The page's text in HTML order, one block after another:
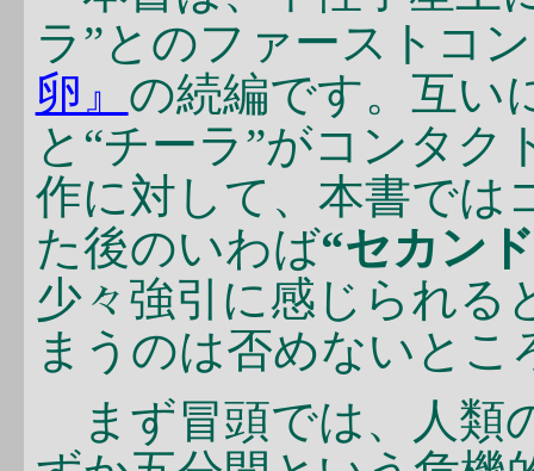
ラ”とのファーストコ
卵』 の続編です。互い
と“チーラ”がコンタク
作に対して、本書では
た後のいわば“セカン
少々強引に感じられる
まうのは否めないとこ
まず冒頭では、人類